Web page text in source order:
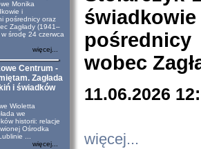
Monika
i
pośrednicy oraz
Zagłady (1941–
środę 24 czerwca
więcej...
Centrum -
Zagłada
i świadków
Wioletta
we
historii: relacje
Ośrodka
...
więcej...
wobec
11.06.2026
więcej...